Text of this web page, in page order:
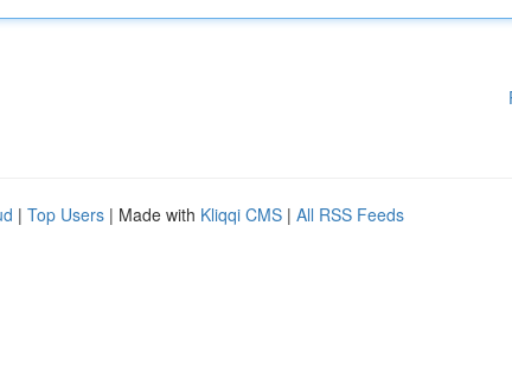
| Top Users | Made with Kliqqi CMS | All RSS Feeds